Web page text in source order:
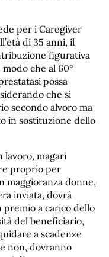
per i Caregiver
di 35 anni, il
figurativa
che al 60°
possa
che si
secondo alvoro ma
in sostituzione dello
lavoro, magari
proprio per
maggioranza donne,
inviata, dovrà
a carico dello
del beneficiario,
a scadenze
non, dovranno